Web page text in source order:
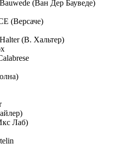
(Ван Дер Бауведе)
(Версаче)
(В. Хальтер)
Лаб)